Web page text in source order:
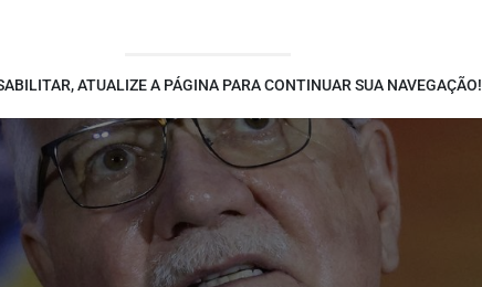
ATUALIZE A PÁGINA PARA CONTINUAR SUA NAVEGAÇÃO!